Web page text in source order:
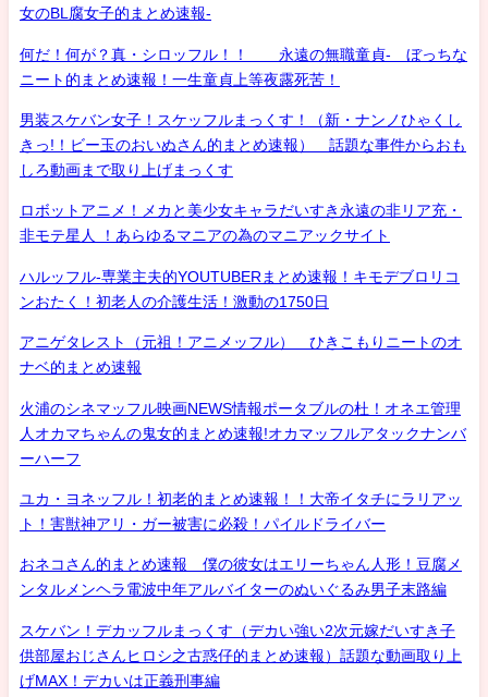
女のBL腐女子的まとめ速報-
何だ！何が？真・シロッフル！！ 永遠の無職童貞- ぼっちな
ニート的まとめ速報！一生童貞上等夜露死苦！
男装スケバン女子！スケッフルまっくす！（新・ナンノひゃくし
きっ!！ビー玉のおいぬさん的まとめ速報） 話題な事件からおも
しろ動画まで取り上げまっくす
ロボットアニメ！メカと美少女キャラだいすき永遠の非リア充・
非モテ星人 ！あらゆるマニアの為のマニアックサイト
ハルッフル-専業主夫的YOUTUBERまとめ速報！キモデブロリコ
ンおたく！初老人の介護生活！激動の1750日
アニゲタレスト（元祖！アニメッフル） ひきこもりニートのオ
ナベ的まとめ速報
火浦のシネマッフル映画NEWS情報ポータブルの杜！オネエ管理
人オカマちゃんの鬼女的まとめ速報!オカマッフルアタックナンバ
ーハーフ
ユカ・ヨネッフル！初老的まとめ速報！！大帝イタチにラリアッ
ト！害獣神アリ・ガー被害に必殺！パイルドライバー
おネコさん的まとめ速報 僕の彼女はエリーちゃん人形！豆腐メ
ンタルメンヘラ電波中年アルバイターのぬいぐるみ男子末路編
スケバン！デカッフルまっくす（デカい強い2次元嫁だいすき子
供部屋おじさんヒロシ之古惑仔的まとめ速報）話題な動画取り上
げMAX！デカいは正義刑事編